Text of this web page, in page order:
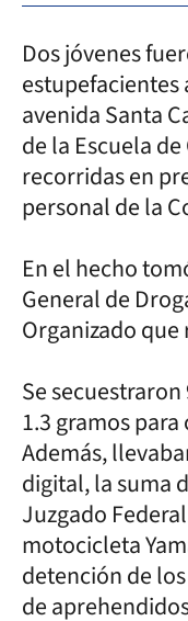
Dos jóvenes
estupefacientes
avenida Santa
de la Escuela
recorridas en
personal de la
En el hecho
General de
Organizado
Se
1.3 gramos
Además,
digital, la suma
Juzgado
motocicleta
detención de
de